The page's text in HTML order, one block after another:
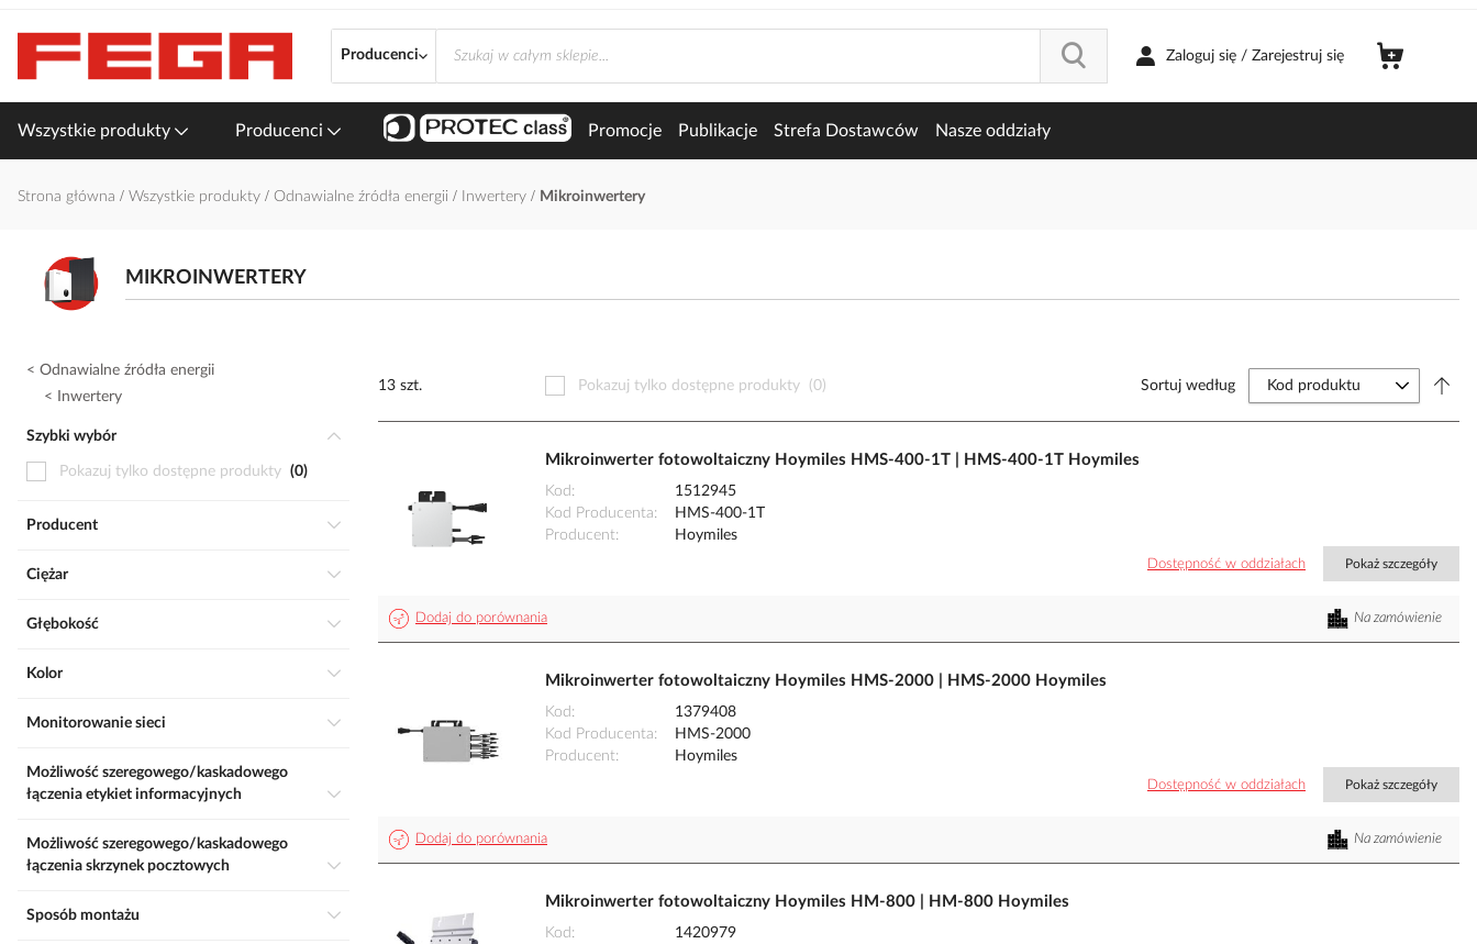
treści
Producenci Zaloguj się / Zarejestruj się
Wszystkie produkty Producenci Promocje Publikacje Strefa Dostawców Nasze oddziały
Strona główna Wszystkie produkty Odnawialne źródła energii Inwertery Mikroinwertery
MIKROINWERTERY
13 szt. Pokazuj tylko dostępne produkty (0) Sortuj według
Mikroinwerter fotowoltaiczny Hoymiles HMS-400-1T | HMS-400-1T Hoymiles
Kod
1512945
Kod Producenta
HMS-400-1T
Producent
Hoymiles
Dostępność w oddziałach Pokaż szczegóły
Dodaj do porównania Na zamówienie
Mikroinwerter fotowoltaiczny Hoymiles HMS-2000 | HMS-2000 Hoymiles
Kod
1379408
Kod Producenta
HMS-2000
Producent
Hoymiles
Dostępność w oddziałach Pokaż szczegóły
Dodaj do porównania Na zamówienie
Mikroinwerter fotowoltaiczny Hoymiles HM-800 | HM-800 Hoymiles
Kod
1420979
Odnawialne źródła energii
Inwertery
Szybki wybór
Pokazuj tylko dostępne produkty 0
Producent
Ciężar
Głębokość
Kolor
Monitorowanie sieci
Możliwość szeregowego/kaskadowego
łączenia etykiet informacyjnych
Możliwość szeregowego/kaskadowego
łączenia skrzynek pocztowych
Sposób montażu